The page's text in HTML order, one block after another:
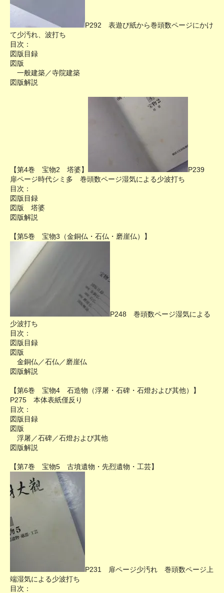
P292 表遊び紙から巻頭数ページにかけ
て少汚れ、波打ち
目次：
図版目録
図版
一般建築／寺院建築
図版解説
【第4巻 宝物2 塔婆】
P239
扉ページ時代シミ多 巻頭数ページ湿気による少波打ち
目次：
図版目録
図版 塔婆
図版解説
【第5巻 宝物3（金銅仏・石仏・磨崖仏）】
P248 巻頭数ページ湿気による
少波打ち
目次：
図版目録
図版
金銅仏／石仏／磨崖仏
図版解説
【第6巻 宝物4 石造物（浮屠・石碑・石燈および其他）】
P275 本体表紙僅反り
目次：
図版目録
図版
浮屠／石碑／石燈および其他
図版解説
【第7巻 宝物5 古墳遺物・先烈遺物・工芸】
P231 扉ページ少汚れ 巻頭数ページ上
端湿気による少波打ち
目次：